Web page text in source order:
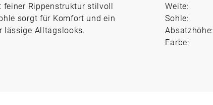
Rippenstruktur stilvoll
sorgt für Komfort und ein
lässige Alltagslooks.
Weite:
Sohle:
Absatzhöhe:
Farbe: